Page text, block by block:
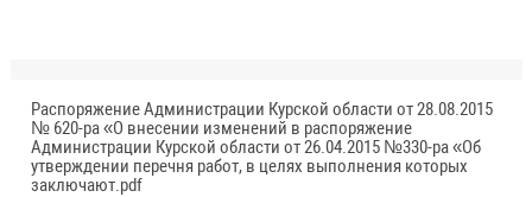
Распоряжение Администрации Курской области от 28.08.2015
№ 620-ра «О внесении изменений в распоряжение
Администрации Курской области от 26.04.2015 №330-ра «Об
утверждении перечня работ, в целях выполнения которых
заключают.pdf